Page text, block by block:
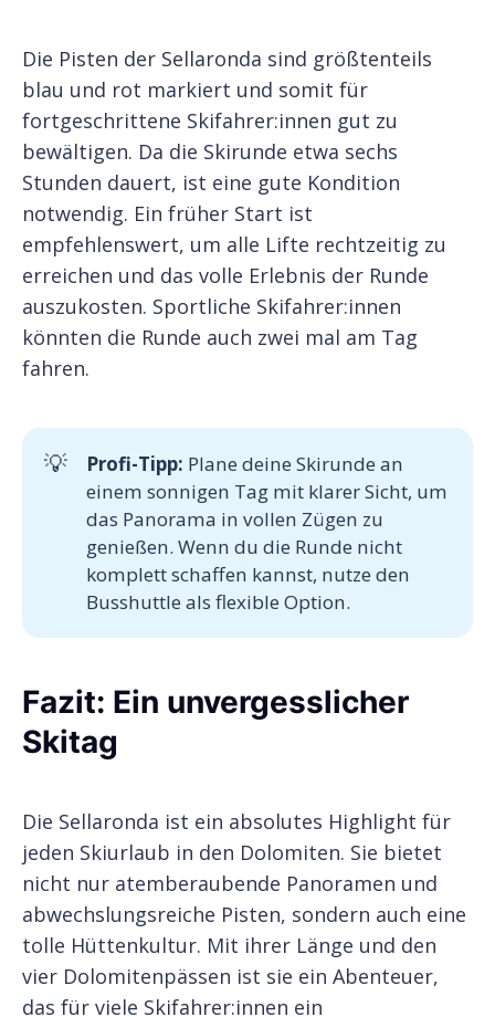
Die Pisten der Sellaronda sind größtenteils
blau und rot markiert und somit für
fortgeschrittene Skifahrer:innen gut zu
bewältigen. Da die Skirunde etwa sechs
Stunden dauert, ist eine gute Kondition
notwendig. Ein früher Start ist
empfehlenswert, um alle Lifte rechtzeitig zu
erreichen und das volle Erlebnis der Runde
auszukosten. Sportliche Skifahrer:innen
könnten die Runde auch zwei mal am Tag
fahren.
💡 Profi-Tipp: Plane deine Skirunde an
einem sonnigen Tag mit klarer Sicht, um
das Panorama in vollen Zügen zu
genießen. Wenn du die Runde nicht
komplett schaffen kannst, nutze den
Busshuttle als flexible Option.
Fazit: Ein unvergesslicher
Skitag
Die Sellaronda ist ein absolutes Highlight für
jeden Skiurlaub in den Dolomiten. Sie bietet
nicht nur atemberaubende Panoramen und
abwechslungsreiche Pisten, sondern auch eine
tolle Hüttenkultur. Mit ihrer Länge und den
vier Dolomitenpässen ist sie ein Abenteuer,
das für viele Skifahrer:innen ein